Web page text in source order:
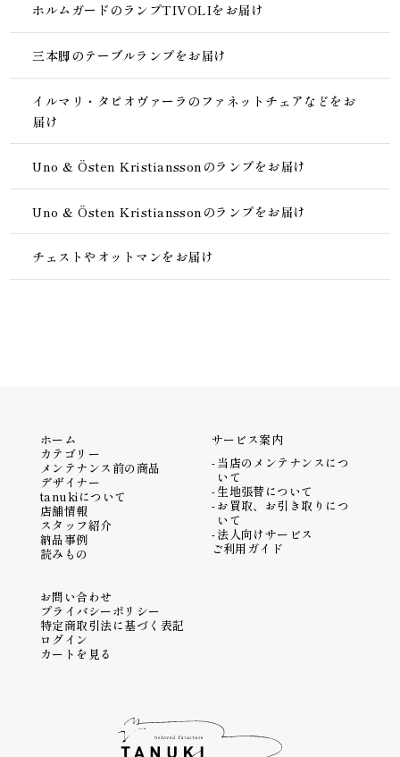
ホルムガードのランプTIVOLIをお届け
三本脚のテーブルランプをお届け
イルマリ・タピオヴァーラのファネットチェアなどをお
届け
Uno & Östen Kristianssonのランプをお届け
Uno & Östen Kristianssonのランプをお届け
チェストやオットマンをお届け
ホーム
カテゴリー
メンテナンス前の商品
デザイナー
tanukiについて
店舗情報
スタッフ紹介
納品事例
読みもの
サービス案内
当店のメンテナンスにつ
いて
生地張替について
お買取、お引き取りにつ
いて
法人向けサービス
ご利用ガイド
お問い合わせ
プライバシーポリシー
特定商取引法に基づく表記
ログイン
カートを見る